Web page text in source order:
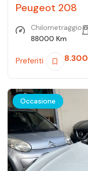
Peugeot 208
Chilometraggio
88000 Km
Preferiti 8.300
Occasione